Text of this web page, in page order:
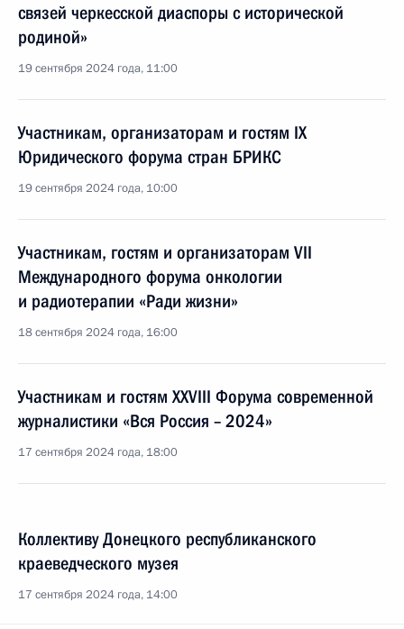
связей черкесской диаспоры с исторической
родиной»
19 сентября 2024 года, 11:00
Участникам, организаторам и гостям IX
Юридического форума стран БРИКС
19 сентября 2024 года, 10:00
Участникам, гостям и организаторам VII
Международного форума онкологии
и радиотерапии «Ради жизни»
18 сентября 2024 года, 16:00
Участникам и гостям XXVIII Форума современной
журналистики «Вся Россия – 2024»
17 сентября 2024 года, 18:00
Коллективу Донецкого республиканского
краеведческого музея
17 сентября 2024 года, 14:00